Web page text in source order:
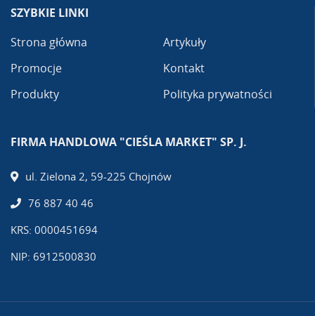
SZYBKIE LINKI
Strona główna
Promocje
Produkty
Artykuły
Kontakt
Polityka prywatności
FIRMA HANDLOWA "CIEŚLA MARKET" SP. J.
ul. Zielona 2, 59-225 Chojnów
76 887 40 46
KRS: 0000451694
NIP: 6912500830